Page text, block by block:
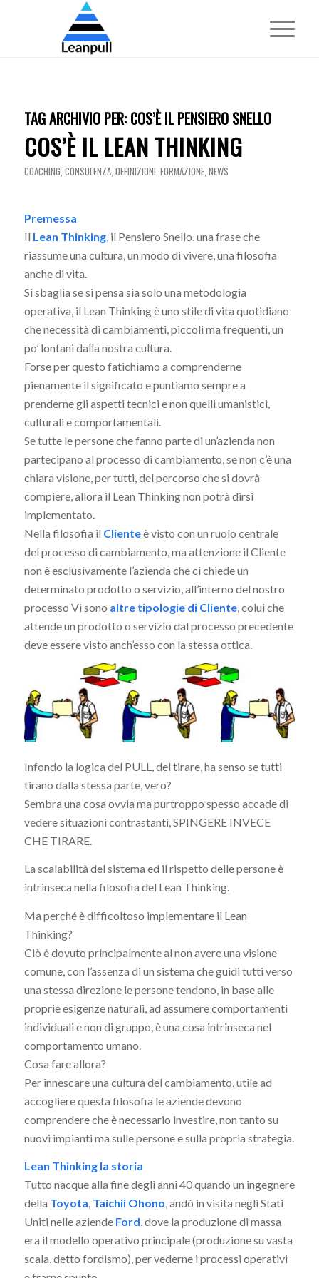
TAG ARCHIVIO PER: COS’È IL PENSIERO SNELLO
COS’È IL LEAN THINKING
COACHING, CONSULENZA, DEFINIZIONI, FORMAZIONE, NEWS
Premessa
Il Lean Thinking, il Pensiero Snello, una frase che
riassume una cultura, un modo di vivere, una filosofia
anche di vita.
Si sbaglia se si pensa sia solo una metodologia
operativa, il Lean Thinking è uno stile di vita quotidiano
che necessità di cambiamenti, piccoli ma frequenti, un
po’ lontani dalla nostra cultura.
Forse per questo fatichiamo a comprenderne
pienamente il significato e puntiamo sempre a
prenderne gli aspetti tecnici e non quelli umanistici,
culturali e comportamentali.
Se tutte le persone che fanno parte di un’azienda non
partecipano al processo di cambiamento, se non c’è una
chiara visione, per tutti, del percorso che si dovrà
compiere, allora il Lean Thinking non potrà dirsi
implementato.
Nella filosofia il Clienteè visto con un ruolo centrale
del processo di cambiamento, ma attenzione il Cliente
non è esclusivamente l’azienda che ci chiede un
determinato prodotto o servizio, all’interno del nostro
processo Vi sono altre tipologie di Cliente, colui che
attende un prodotto o servizio dal processo precedente
deve essere visto anch’esso con la stessa ottica.
Infondo la logica del PULL, del tirare, ha senso se tutti
tirano dalla stessa parte, vero?
Sembra una cosa ovvia ma purtroppo spesso accade di
vedere situazioni contrastanti, SPINGERE INVECE
CHE TIRARE.
La scalabilità del sistema ed il rispetto delle persone è
intrinseca nella filosofia del Lean Thinking.
Ma perché è difficoltoso implementare il Lean
Thinking?
Ciò è dovuto principalmente al non avere una visione
comune, con l’assenza di un sistema che guidi tutti verso
una stessa direzione le persone tendono, in base alle
proprie esigenze naturali, ad assumere comportamenti
individuali e non di gruppo, è una cosa intrinseca nel
comportamento umano.
Cosa fare allora?
Per innescare una cultura del cambiamento, utile ad
accogliere questa filosofia le aziende devono
comprendere che è necessario investire, non tanto su
nuovi impianti ma sulle persone e sulla propria strategia.
Lean Thinking la storia
Tutto nacque alla fine degli anni 40 quando un ingegnere
della Toyota, Taichii Ohono, andò in visita negli Stati
Uniti nelle aziende Ford, dove la produzione di massa
era il modello operativo principale (produzione su vasta
scala, detto fordismo), per vederne i processi operativi